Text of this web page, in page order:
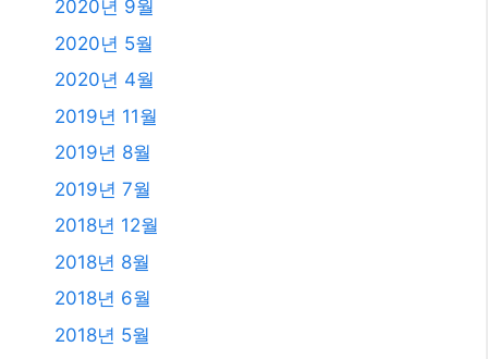
2020년 9월
2020년 5월
2020년 4월
2019년 11월
2019년 8월
2019년 7월
2018년 12월
2018년 8월
2018년 6월
2018년 5월